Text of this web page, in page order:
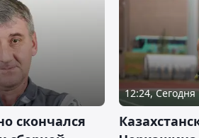
скончался
12:24, Сегодня